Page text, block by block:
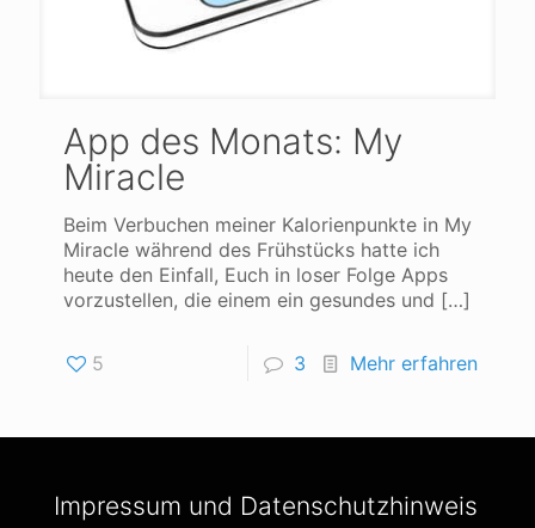
App des Monats: My
Miracle
Beim Verbuchen meiner Kalorienpunkte in My
Miracle während des Frühstücks hatte ich
heute den Einfall, Euch in loser Folge Apps
vorzustellen, die einem ein gesundes und […]
5 3 Mehr erfahren
Impressum und Datenschutzhinweis